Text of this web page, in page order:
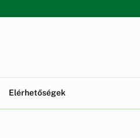
Elérhetőségek